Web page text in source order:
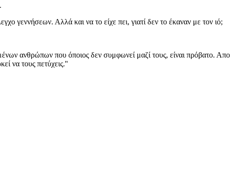
γεννήσεων. Αλλά και να το είχε πει, γιατί δεν το έκαναν με τον ιό;
ανθρώπων που όποιος δεν συμφωνεί μαζί τους, είναι πρόβατο.
να τους πετύχεις.''